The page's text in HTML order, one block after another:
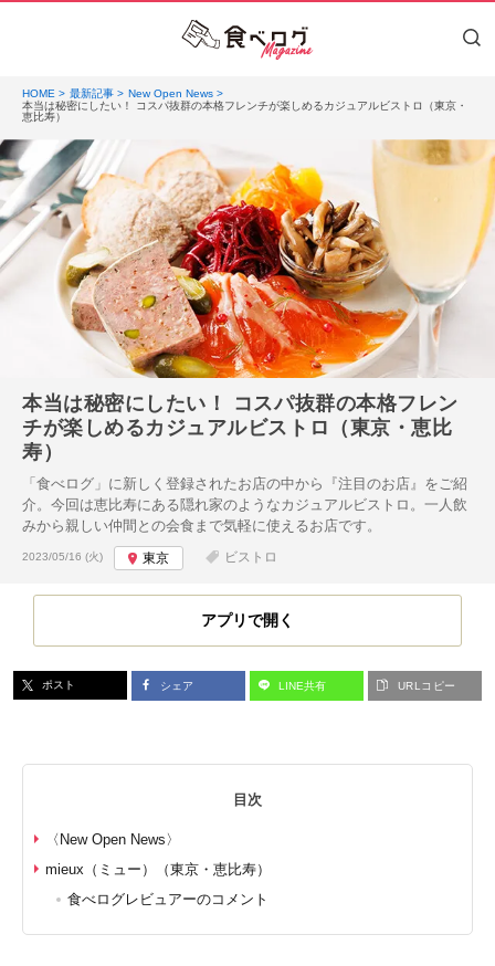
HOME 最新記事
New Open News
本当は秘密にしたい！ コスパ抜群の本格フレンチが楽しめるカジュアルビストロ（東京・
恵比寿）
本当は秘密にしたい！ コスパ抜群の本格フレン
チが楽しめるカジュアルビストロ（東京・恵比
寿）
「食べログ」に新しく登録されたお店の中から『注目のお店』をご紹
介。今回は恵比寿にある隠れ家のようなカジュアルビストロ。一人飲
みから親しい仲間との会食まで気軽に使えるお店です。
投稿日:
2023/05/16 (火) 東京 ビストロ
アプリで開く
ポスト シェア LINE共有 URLコピー
目次
〈New Open News〉
mieux（ミュー）（東京・恵比寿）
食べログレビュアーのコメント